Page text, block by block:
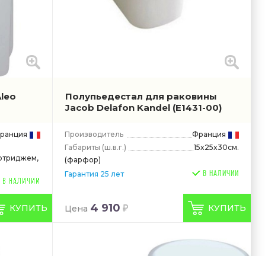
КУПИТЬ
Полупьедестал для раковины
Jacob Delafon Kandel (E1431-00)
Производитель
Франция
Габариты (ш.в.г.)
15x25x30см.
(фарфор)
Гарантия 25 лет
В НАЛИЧИИ
Цена 4 910 КУПИТЬ